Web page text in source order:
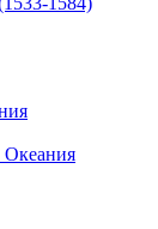
Океания